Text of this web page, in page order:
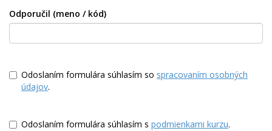
Odporučil (meno / kód)
Odoslaním formulára súhlasím so spracovaním osobných
údajov.
Odoslaním formulára súhlasím s podmienkami kurzu.